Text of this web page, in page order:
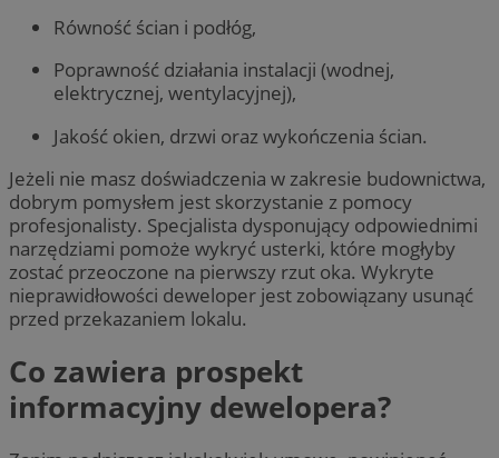
Równość ścian i podłóg,
Poprawność działania instalacji (wodnej,
elektrycznej, wentylacyjnej),
Jakość okien, drzwi oraz wykończenia ścian.
Jeżeli nie masz doświadczenia w zakresie budownictwa,
dobrym pomysłem jest skorzystanie z pomocy
profesjonalisty. Specjalista dysponujący odpowiednimi
narzędziami pomoże wykryć usterki, które mogłyby
zostać przeoczone na pierwszy rzut oka. Wykryte
nieprawidłowości deweloper jest zobowiązany usunąć
przed przekazaniem lokalu.
Co zawiera prospekt
informacyjny dewelopera?